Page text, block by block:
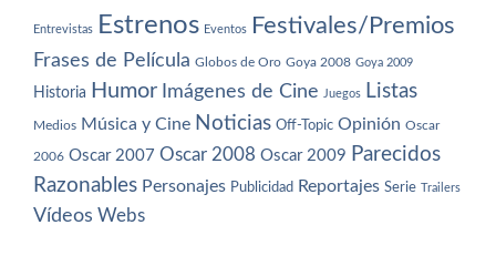
Entrevistas Estrenos Eventos Festivales/Premios
Frases de Película Globos de Oro Goya 2008 Goya 2009
Historia Humor Imágenes de Cine Juegos Listas
Medios Música y Cine Noticias Off-Topic Opinión Oscar
2006 Oscar 2007 Oscar 2008 Oscar 2009 Parecidos
Razonables Personajes Publicidad Reportajes Serie Trailers
Vídeos Webs